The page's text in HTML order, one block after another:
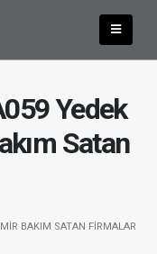
Yedek
Satan
BAKIM SATAN FIRMALAR